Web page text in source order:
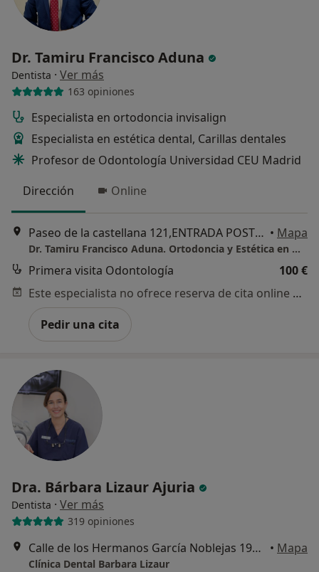
Dr. Tamiru Francisco Aduna
Dentista · Ver más
163 opiniones
Especialista en ortodoncia invisalign
Especialista en estética dental, Carillas dentales
Profesor de Odontología Universidad CEU Madrid
Dirección
Online
Paseo de la castellana 121,ENTRADA POSTERIOR, Madrid • Mapa
Dr. Tamiru Francisco Aduna. Ortodoncia y Estética en Madrid
Primera visita Odontología
100 €
Este especialista no ofrece reserva de cita online en esta dirección.
Pedir una cita
Dra. Bárbara Lizaur Ajuria
Dentista · Ver más
319 opiniones
Calle de los Hermanos García Noblejas 194, Madrid • Mapa
Clínica Dental Barbara Lizaur